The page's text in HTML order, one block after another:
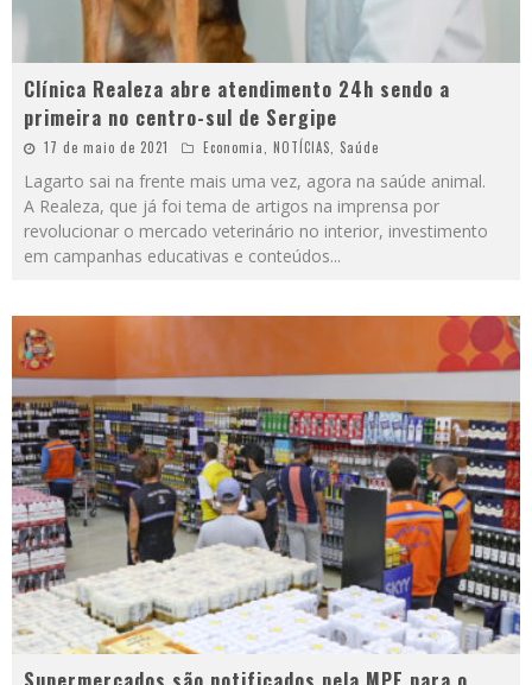
Clínica Realeza abre atendimento 24h sendo a
primeira no centro-sul de Sergipe
17 de maio de 2021 Economia NOTÍCIAS Saúde
Lagarto sai na frente mais uma vez, agora na saúde animal.
A Realeza, que já foi tema de artigos na imprensa por
revolucionar o mercado veterinário no interior, investimento
em campanhas educativas e conteúdos...